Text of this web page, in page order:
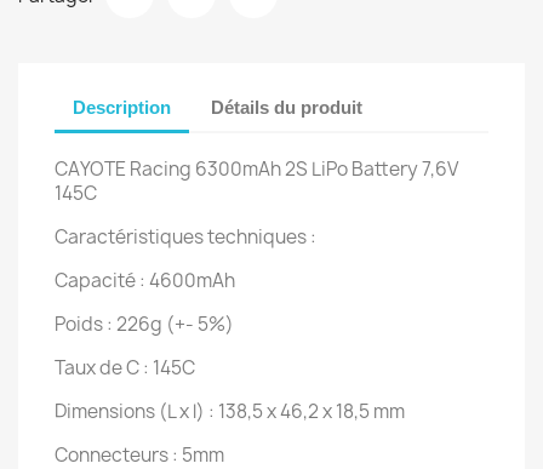
Description Détails du produit
CAYOTE Racing 6300mAh 2S LiPo Battery 7,6V
145C
Caractéristiques techniques :
Capacité : 4600mAh
Poids : 226g (+- 5%)
Taux de C : 145C
Dimensions (L x l) : 138,5 x 46,2 x 18,5 mm
Connecteurs : 5mm